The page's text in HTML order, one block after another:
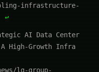
infrastructure-
↩
AI Data Center
High-Growth Infra
lg-group-